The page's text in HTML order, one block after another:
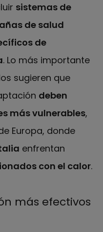
sistemas de
de salud
de
. Lo más importante
sugieren que
deben
más vulnerables,
Europa, donde
enfrentan
con el calor.
más efectivos